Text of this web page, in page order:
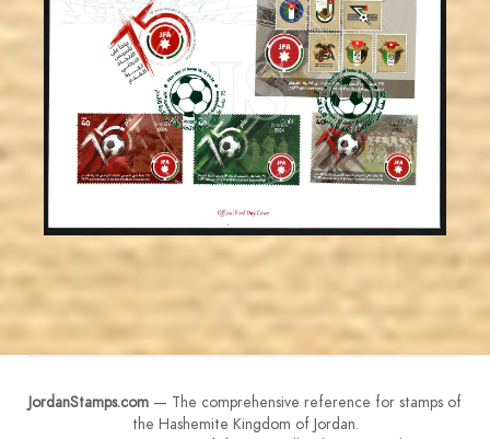
JS
MAHDI BSEISO
EST. 2007
JordanStamps.com — The comprehensive reference for stamps of
the Hashemite Kingdom of Jordan.